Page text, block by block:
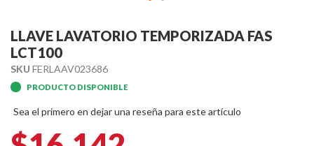
to
the
beginning
of
the
images
LLAVE LAVATORIO TEMPORIZADA FAS
LCT100
SKU FERLAAV023686
PRODUCTO DISPONIBLE
Sea el primero en dejar una reseña para este artículo